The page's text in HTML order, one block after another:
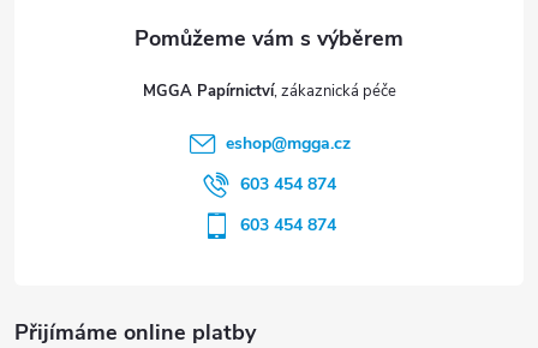
Přijímáme online platby
MGGA Papírnictví
eshop@mgga.cz
603 454 874
603 454 874